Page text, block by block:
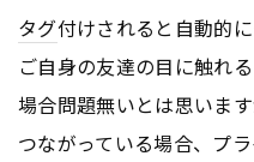
タグ付けされると自動的
ご自身の友達の目に触れ
場合問題無いとは思いま
つながっている場合、プ